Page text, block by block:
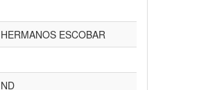
HERMANOS ESCOBAR
ND